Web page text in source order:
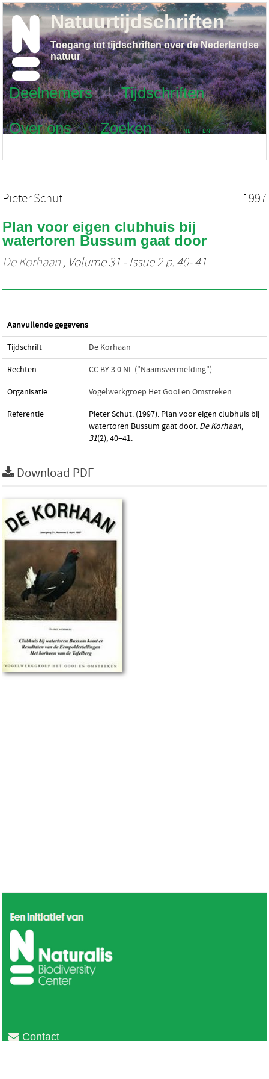
Deelnemers
Tijdschriften
Over ons
Zoeken NL EN
Natuurtijdschriften
Toegang tot tijdschriften over de Nederlandse
natuur
Pieter Schut 1997
Plan voor eigen clubhuis bij
watertoren Bussum gaat door
De Korhaan , Volume 31 - Issue 2 p. 40- 41
Aanvullende gegevens
Tijdschrift De Korhaan
Rechten CC BY 3.0 NL ("Naamsvermelding")
Organisatie Vogelwerkgroep Het Gooi en Omstreken
Referentie
Pieter Schut. (1997). Plan voor eigen clubhuis bij
watertoren Bussum gaat door. De Korhaan,
31(2), 40–41.
Download PDF
Contact